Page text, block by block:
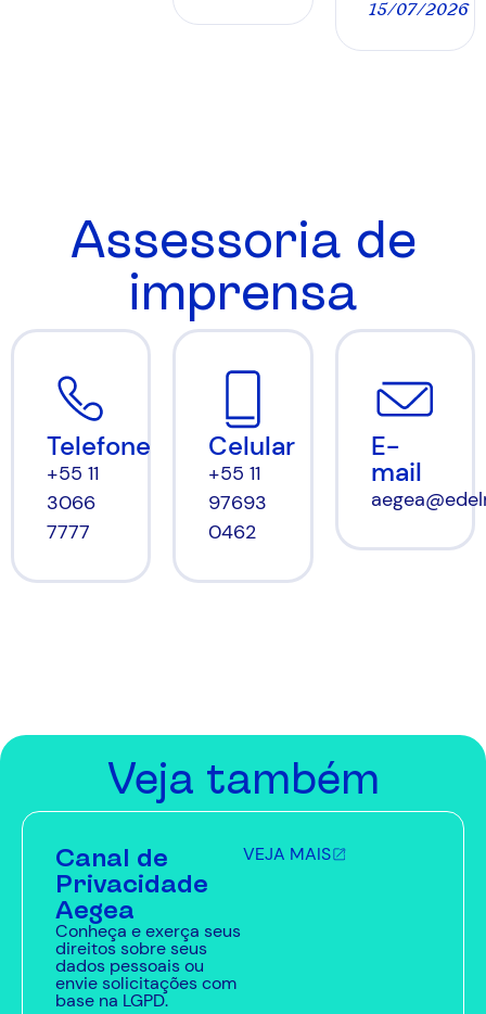
15/07/2026
Assessoria de
imprensa
Telefone
+55 11
3066
7777
Celular
+55 11
97693
0462
E-
mail
Veja também
Canal de
Privacidade
Aegea
Conheça e exerça seus
direitos sobre seus
dados pessoais ou
envie solicitações com
base na LGPD.
VEJA MAIS